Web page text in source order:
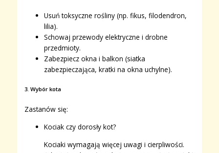
Usuń toksyczne rośliny (np. fikus, filodendron,
lilia).
Schowaj przewody elektryczne i drobne
przedmioty.
Zabezpiecz okna i balkon (siatka
zabezpieczająca, kratki na okna uchylne).
3. Wybór kota
Zastanów się:
Kociak czy dorosły kot?
Kociaki wymagają więcej uwagi i cierpliwości.